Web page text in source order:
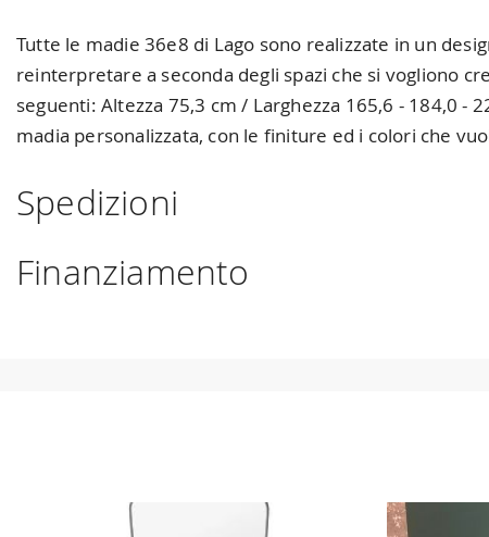
Tutte le madie 36e8 di Lago sono realizzate in un
reinterpretare a seconda degli spazi che si vogliono
seguenti: Altezza 75,3 cm / Larghezza 165,6 - 184,0 -
madia personalizzata, con le finiture ed i colori che
Spedizioni
di interesse. La spedizioneForniture Europa
Finanziamento